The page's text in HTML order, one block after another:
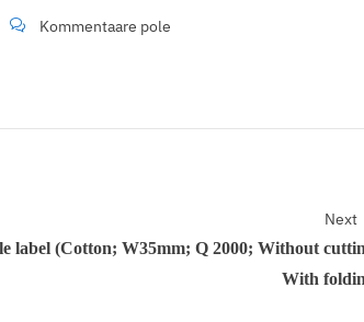
Kommentaare pole
Next
label (Cotton; W35mm; Q 2000; Without
With